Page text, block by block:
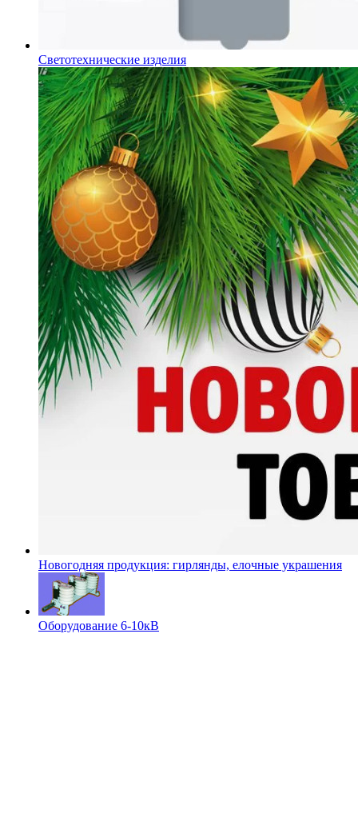
Светотехнические изделия
Новогодняя продукция: гирлянды, елочные украшения
Оборудование 6-10кВ